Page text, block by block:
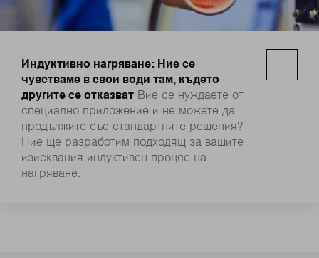
Индуктивно нагряване: Ние се
чувстваме в свои води там, където
другите се отказват Вие се нуждаете от
специално приложение и не можете да
продължите със стандартните решения?
Ние ще разработим подходящ за вашите
изисквания индуктивен процес на
нагряване.